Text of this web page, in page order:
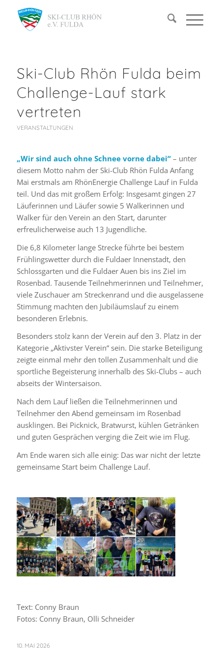
Ski-Club Rhön Fulda beim
Challenge-Lauf stark
vertreten
VERANSTALTUNGEN
„Wir sind auch ohne Schnee vorne dabei“– unter
diesem Motto nahm der Ski-Club Rhön Fulda Anfang
Mai erstmals am RhönEnergie Challenge Lauf in Fulda
teil. Und das mit großem Erfolg: Insgesamt gingen 27
Läuferinnen und Läufer sowie 5 Walkerinnen und
Walker für den Verein an den Start, darunter
erfreulicherweise auch 13 Jugendliche.
Die 6,8 Kilometer lange Strecke führte bei bestem
Frühlingswetter durch die Fuldaer Innenstadt, den
Schlossgarten und die Fuldaer Auen bis ins Ziel im
Rosenbad. Tausende Teilnehmerinnen und Teilnehmer,
viele Zuschauer am Streckenrand und die ausgelassene
Stimmung machten den Jubiläumslauf zu einem
besonderen Erlebnis.
Besonders stolz kann der Verein auf den 3. Platz in der
Kategorie „Aktivster Verein“ sein. Die starke Beteiligung
zeigte einmal mehr den tollen Zusammenhalt und die
sportliche Begeisterung innerhalb des Ski-Clubs – auch
abseits der Wintersaison.
Nach dem Lauf ließen die Teilnehmerinnen und
Teilnehmer den Abend gemeinsam im Rosenbad
ausklingen. Bei Picknick, Bratwurst, kühlen Getränken
und guten Gesprächen verging die Zeit wie im Flug.
Am Ende waren sich alle einig: Das war nicht der letzte
gemeinsame Start beim Challenge Lauf.
Text: Conny Braun
Fotos: Conny Braun, Olli Schneider
10. MAI 2026